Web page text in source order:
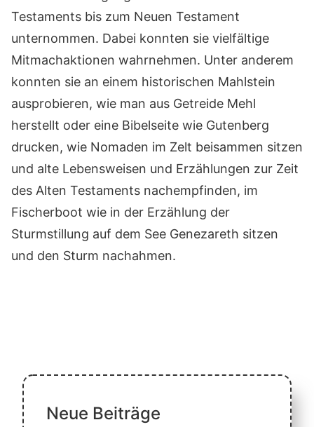
Testaments bis zum Neuen Testament
unternommen. Dabei konnten sie vielfältige
Mitmachaktionen wahrnehmen. Unter anderem
konnten sie an einem historischen Mahlstein
ausprobieren, wie man aus Getreide Mehl
herstellt oder eine Bibelseite wie Gutenberg
drucken, wie Nomaden im Zelt beisammen sitzen
und alte Lebensweisen und Erzählungen zur Zeit
des Alten Testaments nachempfinden, im
Fischerboot wie in der Erzählung der
Sturmstillung auf dem See Genezareth sitzen
und den Sturm nachahmen.
Neue Beiträge